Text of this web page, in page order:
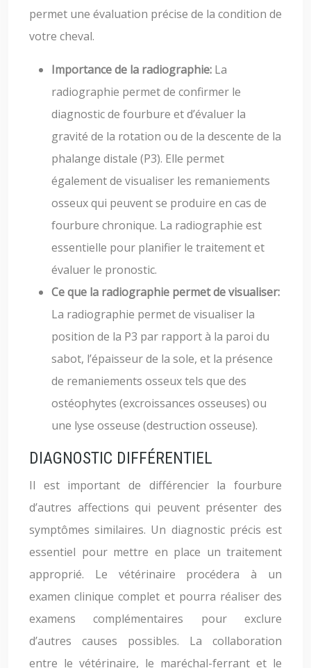
permet une évaluation précise de la condition de
votre cheval.
Importance de la radiographie: La
radiographie permet de confirmer le
diagnostic de fourbure et d’évaluer la
gravité de la rotation ou de la descente de la
phalange distale (P3). Elle permet
également de visualiser les remaniements
osseux qui peuvent se produire en cas de
fourbure chronique. La radiographie est
essentielle pour planifier le traitement et
évaluer le pronostic.
Ce que la radiographie permet de visualiser:
La radiographie permet de visualiser la
position de la P3 par rapport à la paroi du
sabot, l’épaisseur de la sole, et la présence
de remaniements osseux tels que des
ostéophytes (excroissances osseuses) ou
une lyse osseuse (destruction osseuse).
DIAGNOSTIC DIFFÉRENTIEL
Il est important de différencier la fourbure
d’autres affections qui peuvent présenter des
symptômes similaires. Un diagnostic précis est
essentiel pour mettre en place un traitement
approprié. Le vétérinaire procédera à un
examen clinique complet et pourra réaliser des
examens complémentaires pour exclure
d’autres causes possibles. La collaboration
entre le vétérinaire, le maréchal-ferrant et le